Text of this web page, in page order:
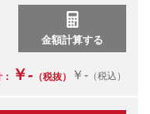
￥- （税抜） ￥- （税込）